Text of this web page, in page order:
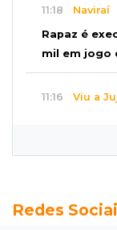
11:18 Naviraí
Rapaz é
mil em jogo
11:16 Viu a
Adolescente
Redes